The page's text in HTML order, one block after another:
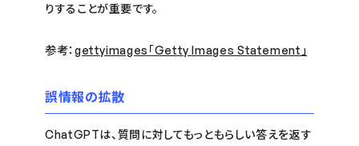
りすることが重要です。
参考： gettyimages「Getty Images Statement」
誤情報の拡散
ChatGPTは、質問に対してもっともらしい答えを返す